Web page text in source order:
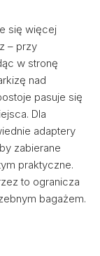
się więcej
– przy
w stronę
nad
pasuje się
Dla
adaptery
zabierane
praktyczne.
to ogranicza
bagażem.